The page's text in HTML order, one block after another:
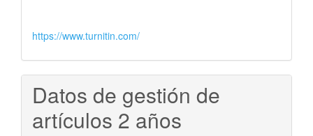
https://www.turnitin.com/
Datos de gestión de
artículos 2 años